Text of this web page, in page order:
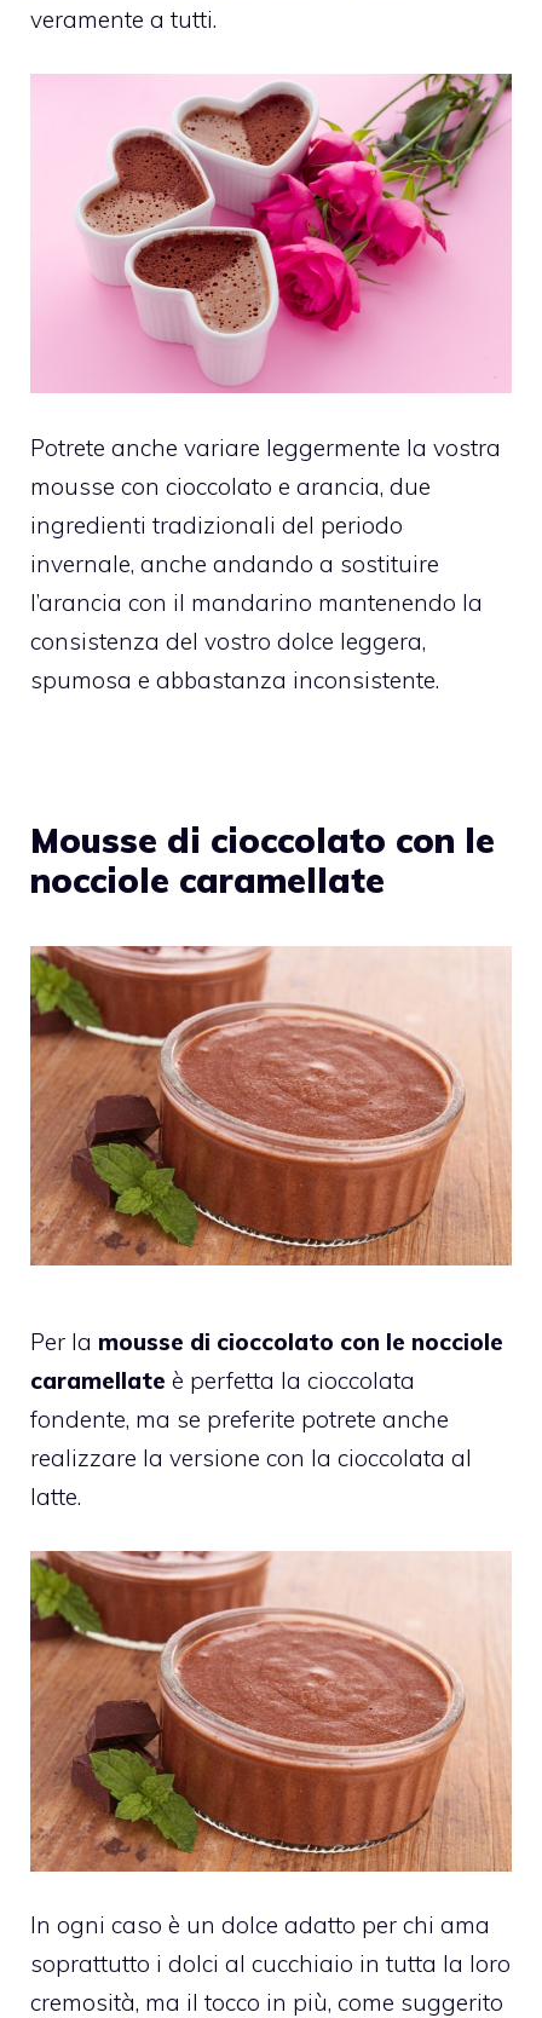
veramente a tutti.
Potrete anche variare leggermente la vostra
mousse con cioccolato e arancia, due
ingredienti tradizionali del periodo
invernale, anche andando a sostituire
l’arancia con il mandarino mantenendo la
consistenza del vostro dolce leggera,
spumosa e abbastanza inconsistente.
Mousse di cioccolato con le
nocciole caramellate
Per la mousse di cioccolato con le nocciole
caramellate è perfetta la cioccolata
fondente, ma se preferite potrete anche
realizzare la versione con la cioccolata al
latte.
In ogni caso è un dolce adatto per chi ama
soprattutto i dolci al cucchiaio in tutta la loro
cremosità, ma il tocco in più, come suggerito